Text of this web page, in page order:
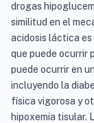
drogas
similitud en el
acidosis láctica es
que puede ocurrir
puede ocurrir en
incluyendo la
física vigorosa y
hipoxemia tisular.